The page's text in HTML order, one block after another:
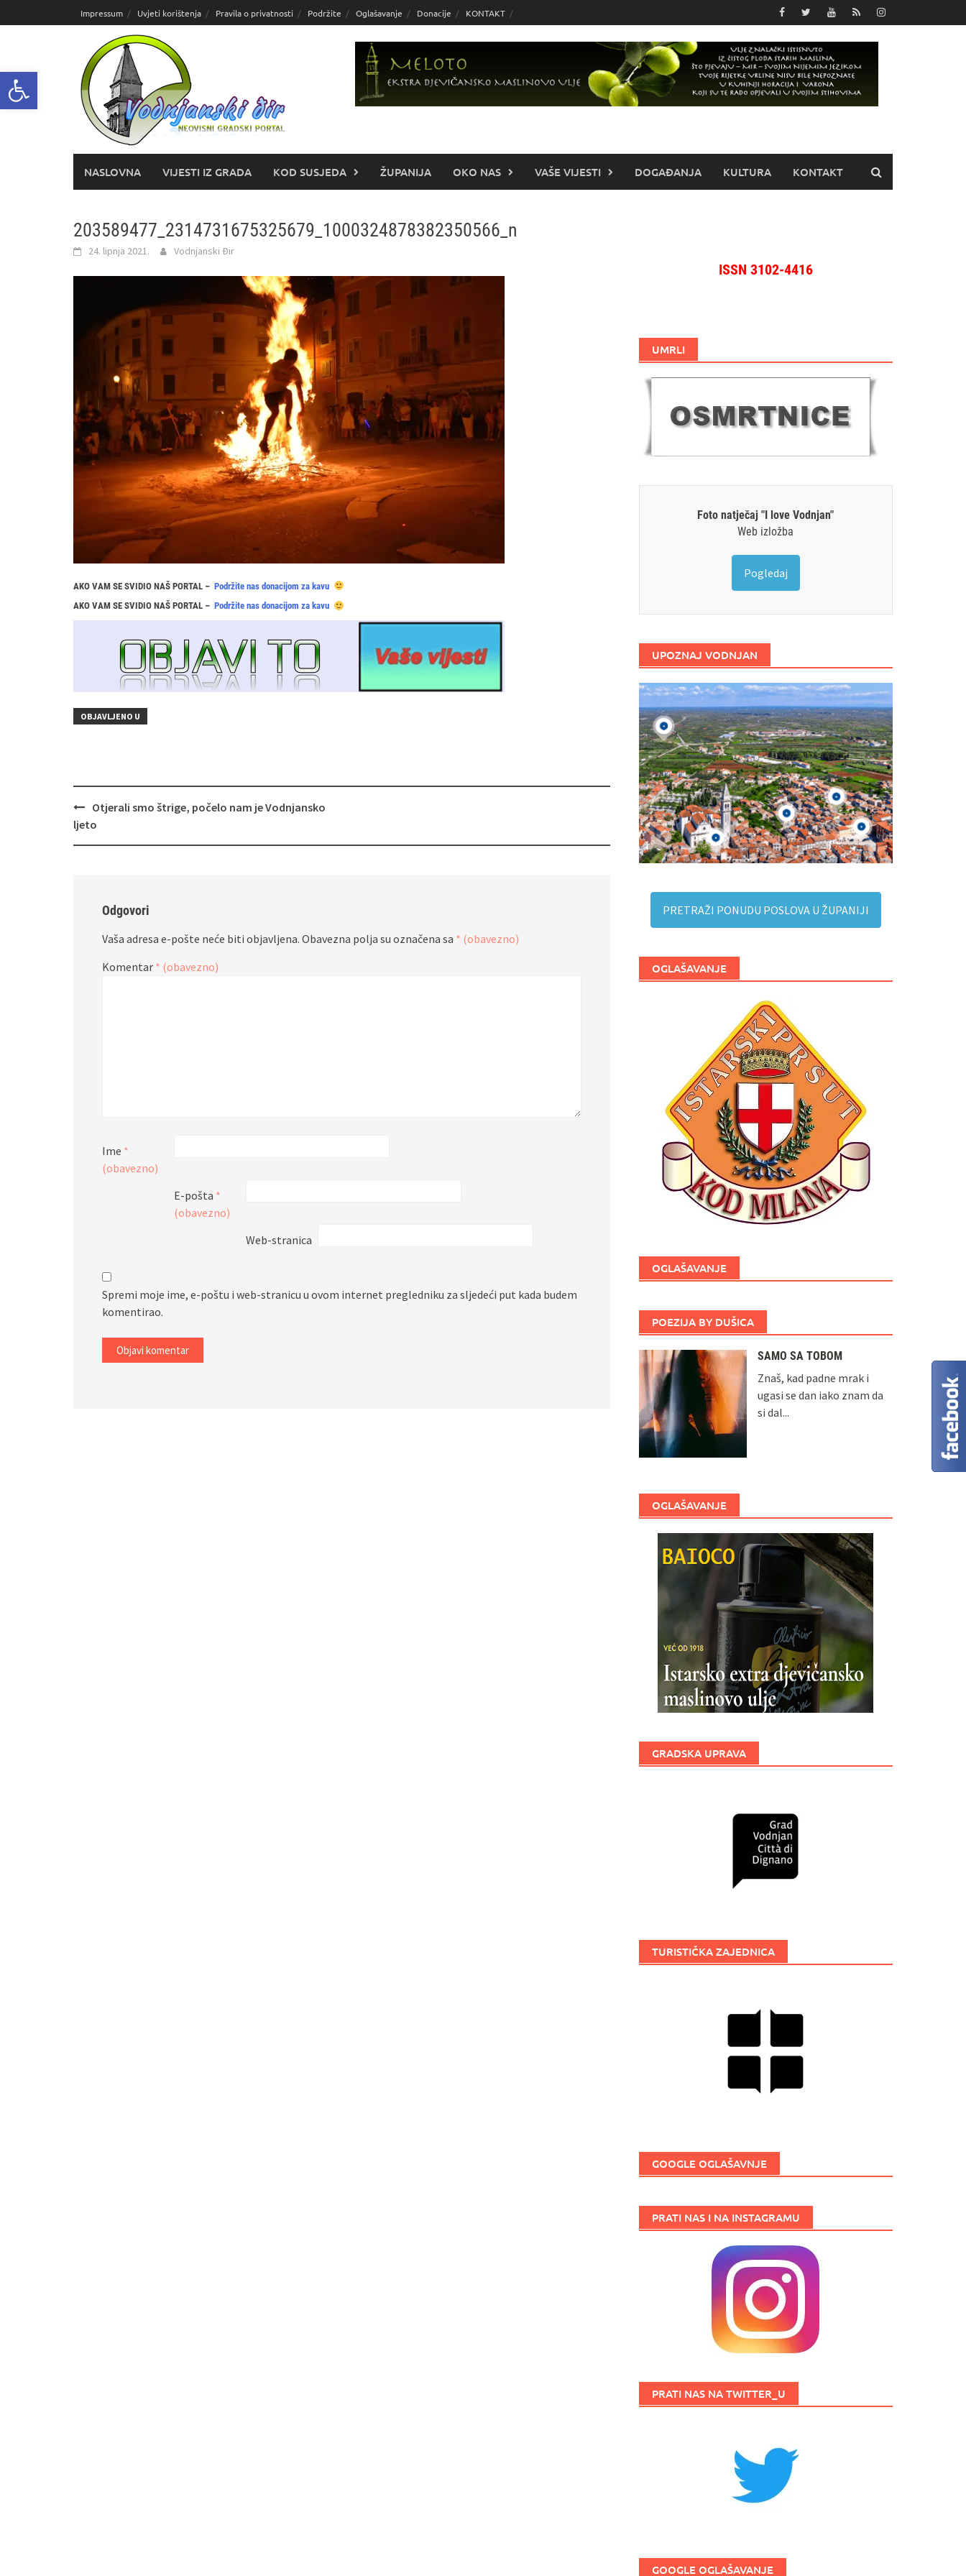
Open toolbar
do
Impressum Uvjeti korištenja Pravila o privatnosti Podržite Oglašavanje Donacije KONTAKT
NASLOVNA VIJESTI IZ GRADA KOD SUSJEDA ŽUPANIJA OKO NAS VAŠE VIJESTI DOGAĐANJA KULTURA KONTAKT
203589477_2314731675325679_1000324878382350566_n
24. lipnja 2021. Vodnjanski Đir
AKO VAM SE SVIDIO NAŠ PORTAL – Podržite nas donacijom za kavu
AKO VAM SE SVIDIO NAŠ PORTAL – Podržite nas donacijom za kavu
OBJAVLJENO U
Navigacija
objava
Otjerali smo štrige, počelo nam je Vodnjansko
ljeto
Odgovori
Vaša adresa e-pošte neće biti objavljena. Obavezna polja su označena sa * (obavezno)
Komentar * (obavezno)
Ime *
(obavezno)
E-pošta *
(obavezno)
Web-stranica
Spremi moje ime, e-poštu i web-stranicu u ovom internet pregledniku za sljedeći put kada budem
komentirao.
ISSN 3102-4416
UMRLI
Foto natječaj "I love Vodnjan"
Web izložba
Pogledaj
UPOZNAJ VODNJAN
PRETRAŽI PONUDU POSLOVA U ŽUPANIJI
OGLAŠAVANJE
OGLAŠAVANJE
POEZIJA BY DUŠICA
SAMO SA TOBOM
Znaš, kad padne mrak i
ugasi se dan iako znam da
si dal...
OGLAŠAVANJE
GRADSKA UPRAVA
TURISTIČKA ZAJEDNICA
GOOGLE OGLAŠAVNJE
PRATI NAS I NA INSTAGRAMU
PRATI NAS NA TWITTER_U
GOOGLE OGLAŠAVANJE